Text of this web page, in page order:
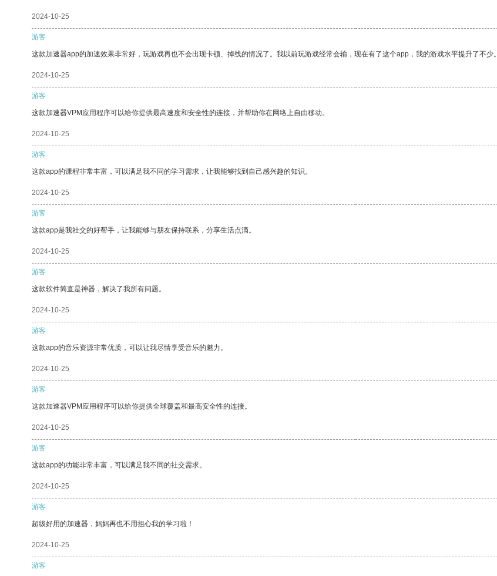
2024-10-25
游客
这款加速器app的加速效果非常好，玩游戏再也不会出现卡顿、掉线的情况了。我以前玩游戏经常会输，现在有了这个app，我的游戏水平提升了不少。
2024-10-25
游客
这款加速器VPM应用程序可以给你提供最高速度和安全性的连接，并帮助你在网络上自由移动。
2024-10-25
游客
这款app的课程非常丰富，可以满足我不同的学习需求，让我能够找到自己感兴趣的知识。
2024-10-25
游客
这款app是我社交的好帮手，让我能够与朋友保持联系，分享生活点滴。
2024-10-25
游客
这款软件简直是神器，解决了我所有问题。
2024-10-25
游客
这款app的音乐资源非常优质，可以让我尽情享受音乐的魅力。
2024-10-25
游客
这款加速器VPM应用程序可以给你提供全球覆盖和最高安全性的连接。
2024-10-25
游客
这款app的功能非常丰富，可以满足我不同的社交需求。
2024-10-25
游客
超级好用的加速器，妈妈再也不用担心我的学习啦！
2024-10-25
游客